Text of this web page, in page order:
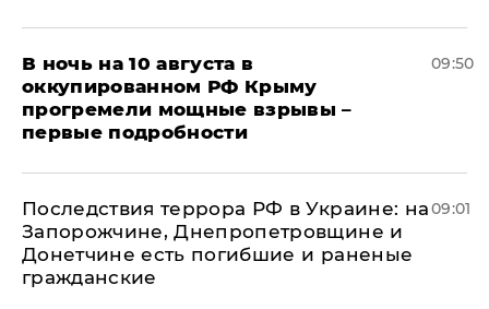
В ночь на 10 августа в
оккупированном РФ Крыму
прогремели мощные взрывы –
первые подробности
09:50
Последствия террора РФ в Украине: на
Запорожчине, Днепропетровщине и
Донетчине есть погибшие и раненые
гражданские
09:01